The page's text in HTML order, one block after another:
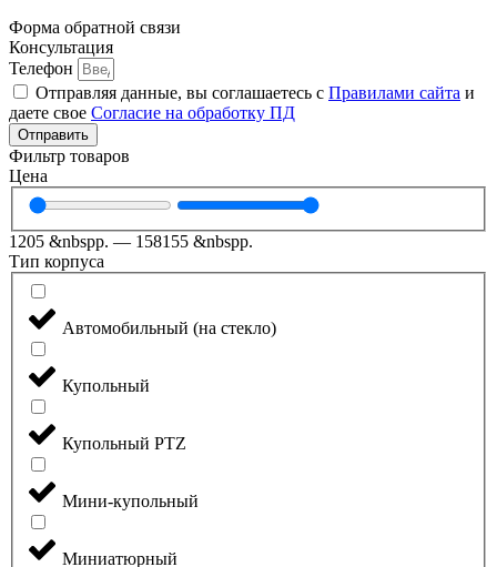
Форма обратной связи
Консультация
Телефон
Отправляя данные, вы соглашаетесь с Правилами сайта и
даете свое Согласие на обработку ПД
Отправить
Фильтр товаров
Цена
1205 &nbspр. — 158155 &nbspр.
Тип корпуса
Автомобильный (на стекло)
Купольный
Купольный PTZ
Мини-купольный
Миниатюрный